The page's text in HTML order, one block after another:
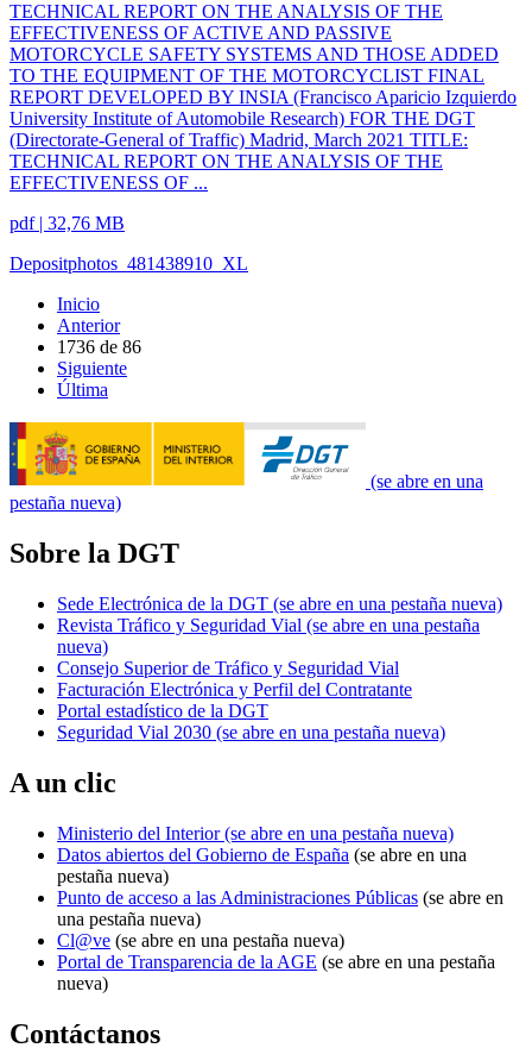
TECHNICAL REPORT ON THE ANALYSIS OF THE
EFFECTIVENESS OF ACTIVE AND PASSIVE
MOTORCYCLE SAFETY SYSTEMS AND THOSE ADDED
TO THE EQUIPMENT OF THE MOTORCYCLIST FINAL
REPORT DEVELOPED BY INSIA (Francisco Aparicio Izquierdo
University Institute of Automobile Research) FOR THE DGT
(Directorate-General of Traffic) Madrid, March 2021 TITLE:
TECHNICAL REPORT ON THE ANALYSIS OF THE
EFFECTIVENESS OF ...
pdf | 32,76 MB
Depositphotos_481438910_XL
Inicio
Anterior
1736 de 86
Siguiente
Última
(se abre en una
pestaña nueva)
Sobre la DGT
Sede Electrónica de la DGT (se abre en una pestaña nueva)
Revista Tráfico y Seguridad Vial (se abre en una pestaña
nueva)
Consejo Superior de Tráfico y Seguridad Vial
Facturación Electrónica y Perfil del Contratante
Portal estadístico de la DGT
Seguridad Vial 2030 (se abre en una pestaña nueva)
A un clic
Ministerio del Interior(se abre en una pestaña nueva)
Datos abiertos del Gobierno de España (se abre en una
pestaña nueva)
Punto de acceso a las Administraciones Públicas (se abre en
una pestaña nueva)
Cl@ve (se abre en una pestaña nueva)
Portal de Transparencia de la AGE (se abre en una pestaña
nueva)
Contáctanos